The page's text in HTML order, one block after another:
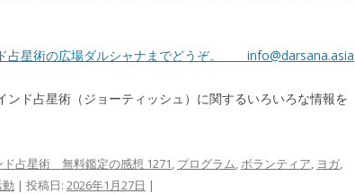
占星術の広場ダルシャナまでどうぞ。 info@darsana.asia
ンド占星術（ジョーティッシュ）に関するいろいろな情報を
ド占星術 無料鑑定の感想 1271, プログラム,ボランティア, ヨガ,
| 投稿日: 2026年1月27日 |